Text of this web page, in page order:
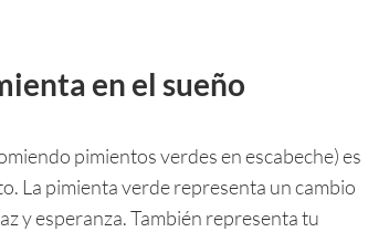
en el sueño
pimientos verdes en escabeche) es
La pimienta verde representa un cambio
y esperanza. También representa tu